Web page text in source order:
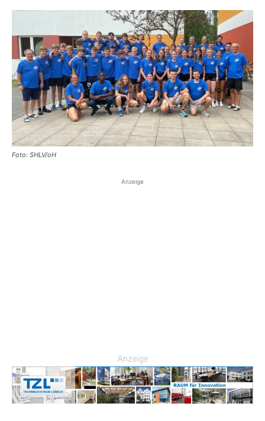
Foto: SHLV/oH
Anzeige
Anzeige